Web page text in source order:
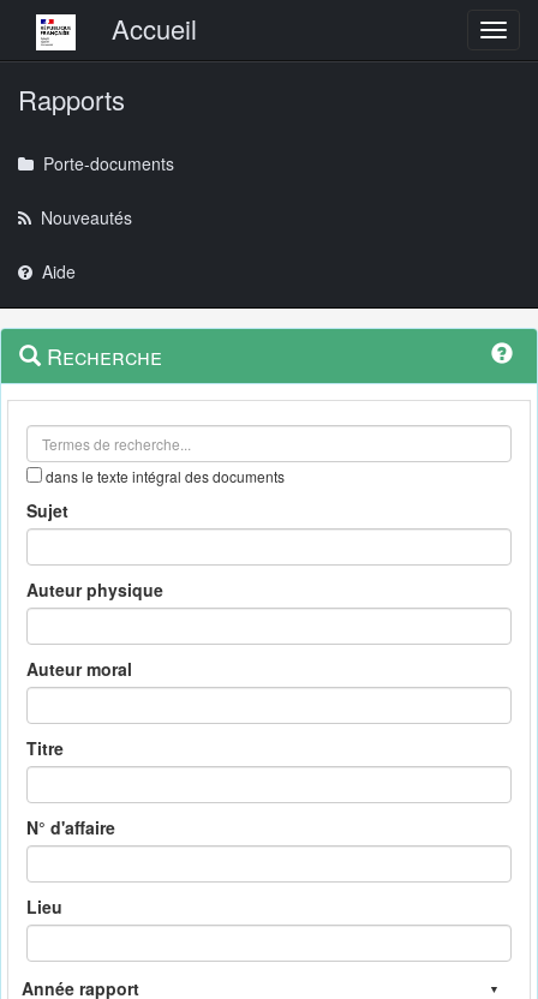
Menu principalAccueil
Rapports
Porte-documents
Nouveautés
Aide
Navigation
outils
Menu
contextuel
Recherche
dans le texte intégral des documents
Sujet
Auteur physique
Auteur moral
Titre
N° d'affaire
Lieu